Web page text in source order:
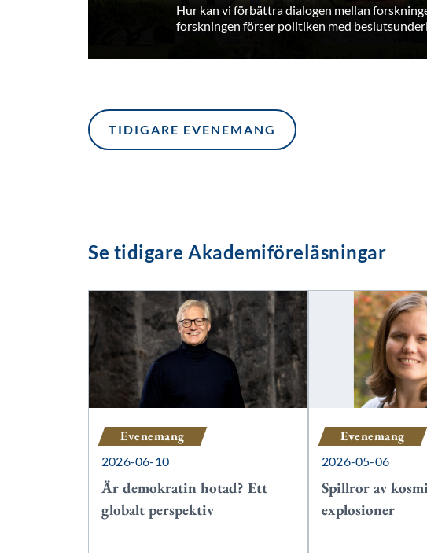
Hur kan vi förbättra dialogen mellan
forskningen förser politiken med
TIDIGARE EVENEMANG
Se tidigare Akademiföreläsningar
Evenemang
2026-06-10
Är demokratin hotad? Ett
globalt perspektiv
Evenemang
2026-05-06
Spillror av
explosioner